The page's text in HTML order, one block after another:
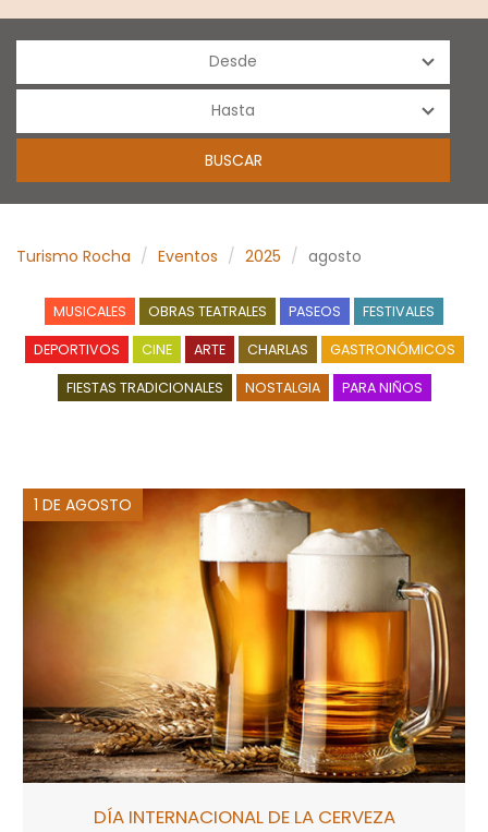
Turismo Rocha Eventos 2025 agosto
MUSICALES OBRAS TEATRALES PASEOS FESTIVALES
DEPORTIVOS CINE ARTE CHARLAS GASTRONÓMICOS
FIESTAS TRADICIONALES NOSTALGIA PARA NIÑOS
1 DE AGOSTO
DÍA INTERNACIONAL DE LA CERVEZA